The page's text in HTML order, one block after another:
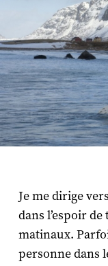
Je me dirige
dans l’espoir
matinaux.
personne dans